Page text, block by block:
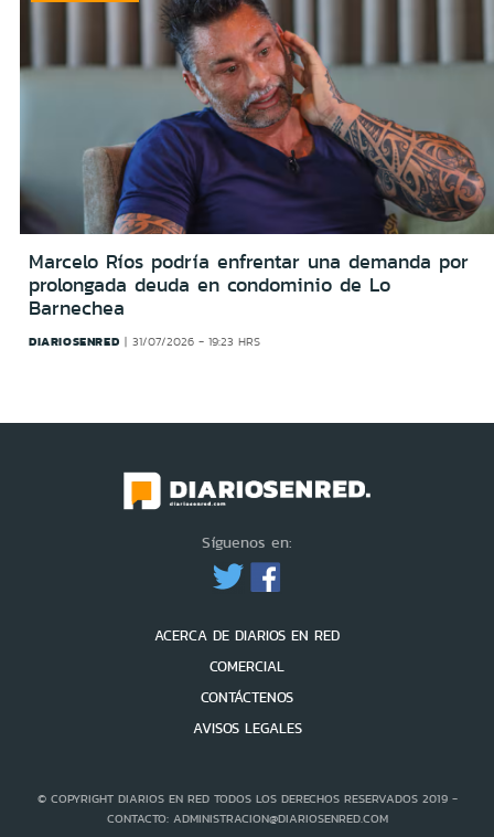
Marcelo Ríos podría enfrentar una demanda por
prolongada deuda en condominio de Lo
Barnechea
DIARIOSENRED 31/07/2026 - 19:23 HRS
Síguenos en:
ACERCA DE DIARIOS EN RED
COMERCIAL
CONTÁCTENOS
AVISOS LEGALES
© COPYRIGHT DIARIOS EN RED TODOS LOS DERECHOS RESERVADOS 2019 -
CONTACTO: ADMINISTRACION@DIARIOSENRED.COM